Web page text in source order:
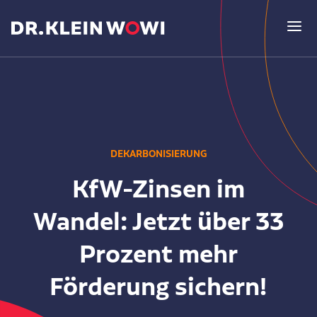
Sicher. Flexibel. Smart.
Versicherung
Individuell und leistungsstark
Finanzierung
Persönlich & digital mit WOWIFIN
Unternehmen
Über uns
Leitidee & Kernkompetenzen
Wer oder was ist Dr. Klein Wowi?
Finanzen und Digitalisierung
Aktuelles
Newsroom
Blog der Redaktion
Kundenstimmen
DEKARBONISIERUNG
KfW-Zinsen im
Wandel: Jetzt über 33
Prozent mehr
Förderung sichern!